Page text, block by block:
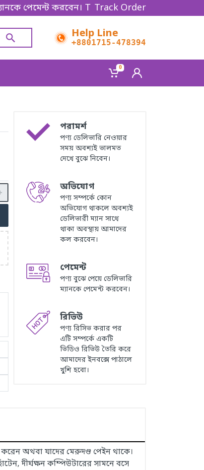
করবেন। Thanks for shopping!
Track Order
Help Line
+8801715-478394
0
পরামর্শ
পণ্য ডেলিভারি নেওয়ার
সময় অবশ্যই ভালমত
দেখে বুঝে নিবেন।
অভিযোগ
পণ্য সম্পর্কে কোন
অভিযোগ থাকলে অবশ্যই
ডেলিভারী ম্যান সাথে
থাকা অবস্থায় আমাদের
কল করবেন।
পেমেন্ট
পণ্য বুঝে পেয়ে ডেলিভারি
ম্যানকে পেমেন্ট করবেন।
রিভিউ
পণ্য রিসিভ করার পর
এটি সম্পর্কে একটি
ভিডিও রিভিউ তৈরি করে
আমাদের ইনবক্সে পাঠালে
খুশি হবো।
অথবা যাদের মেরুদণ্ড পেইন থাকে।
দীর্ঘক্ষন কম্পিউটারের সামনে বসে